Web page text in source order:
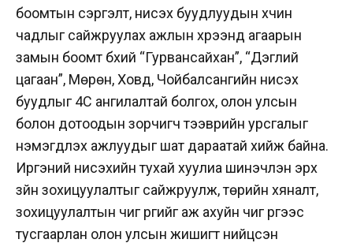
боомтын сэргэлт, нисэх буудлуудын хүчин
чадлыг сайжруулах ажлын хүрээнд агаарын
замын боомт бүхий “Гурвансайхан”, “Дэглий
цагаан”, Мөрөн, Ховд, Чойбалсангийн нисэх
буудлыг 4C ангилалтай болгох, олон улсын
болон дотоодын зорчигч тээврийн урсгалыг
нэмэгдүүлэх ажлуудыг шат дараатай хийж байна.
Иргэний нисэхийн тухай хуулиа шинэчлэн эрх
зүйн зохицуулалтыг сайжруулж, төрийн хяналт,
зохицуулалтын чиг үүргийг аж ахуйн чиг үүргээс
тусгаарлан олон улсын жишигт нийцсэн